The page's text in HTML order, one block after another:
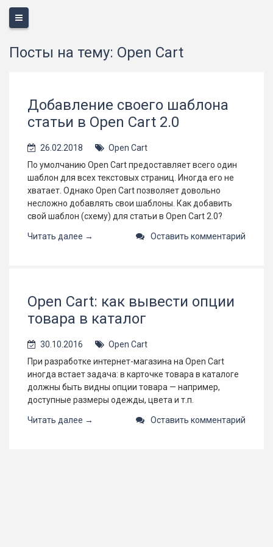
Меню
Посты на тему: Open Cart
Добавление своего шаблона
статьи в Open Cart 2.0
26.02.2018
Open Cart
По умолчанию Open Cart предоставляет всего один
шаблон для всех текстовых страниц. Иногда его не
хватает. Однако Open Cart позволяет довольно
несложно добавлять свои шаблоны. Как добавить
свой шаблон (схему) для статьи в Open Cart 2.0?
Читать далее → Оставить комментарий
Open Cart: как вывести опции
товара в каталог
30.10.2016
Open Cart
При разработке интернет-магазина на Open Cart
иногда встает задача: в карточке товара в каталоге
должны быть видны опции товара — например,
доступные размеры одежды, цвета и т.п.
Читать далее → Оставить комментарий